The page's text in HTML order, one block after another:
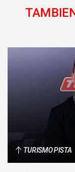
TURISMO PISTA